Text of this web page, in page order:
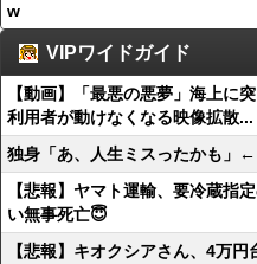
w
VIPワイドガイド
【動画】「最悪の悪夢」海上に
利用者が動けなくなる映像拡散...
独身「あ、人生ミスったかも」
【悲報】ヤマト運輸、要冷蔵指
い無事死亡😇
【悲報】キオクシアさん、4万